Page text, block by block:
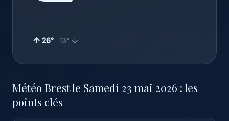
↑ 26° 13° ↓
Météo Brest le Samedi 23 mai 2026 : les
points clés